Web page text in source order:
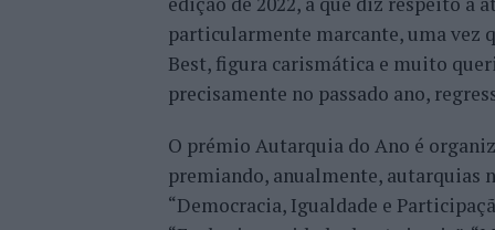
particularmente marcante, uma vez
Best, figura carismática e muito
precisamente no passado ano,
O prémio Autarquia do Ano é
premiando, anualmente, autarquias
“Democracia, Igualdade e